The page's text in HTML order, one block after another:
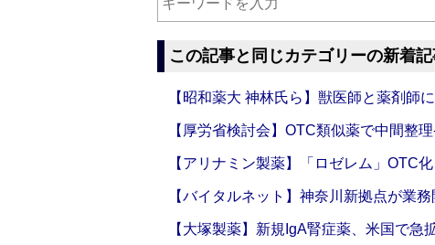
この記事と同じカテゴリーの新着
【昭和薬大 神林氏ら】獣医師と薬剤師
【厚労省検討会】OTC類似薬で中間整
【アリナミン製薬】「ロゼレム」OTC
【バイタルネット】神奈川新拠点が業
【大塚製薬】新規IgA腎症薬、米国で急